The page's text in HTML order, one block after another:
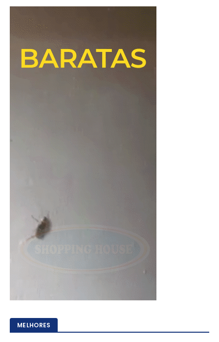
MELHORES